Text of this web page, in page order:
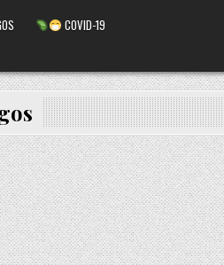
COVID-19